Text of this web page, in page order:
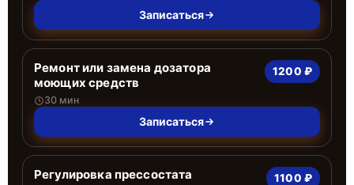
Записаться
Ремонт или замена дозатора
моющих средств
30 мин
1200 ₽
Записаться
Регулировка прессостата 1100 ₽